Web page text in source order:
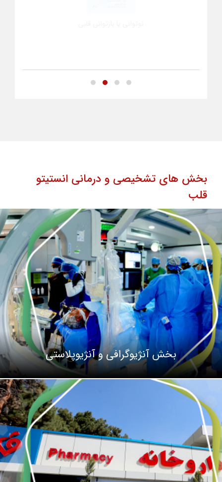
بخش های تشخیصی و درمانی انستیتو
قلب
بخش آنژیوگرافی و آنژیوپلاستی